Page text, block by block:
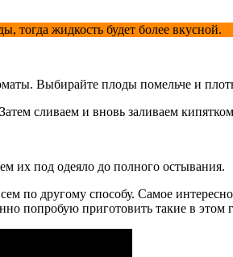
тогда жидкость будет более вкусной.
Выбирайте плоды помельче и
сливаем и вновь заливаем
их под одеяло до полного остывания.
по другому способу. Самое
попробую приготовить такие в этом